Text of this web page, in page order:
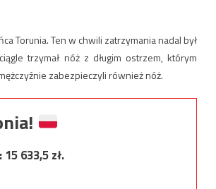
Torunia. Ten w chwili zatrzymania nadal był
trzymał nóż z długim ostrzem, którym
zabezpieczyli również nóż.
15 633,5zł.